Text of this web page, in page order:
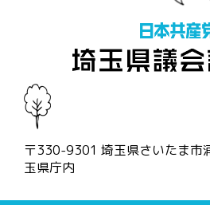
〒330-9301 埼玉県さいたま市
玉県庁内